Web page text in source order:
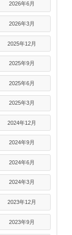
2026年6月
2026年3月
2025年12月
2025年9月
2025年6月
2025年3月
2024年12月
2024年9月
2024年6月
2024年3月
2023年12月
2023年9月